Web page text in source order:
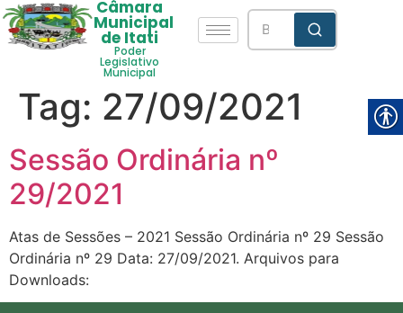
Câmara
Municipal
de Itati
Poder
Legislativo
Municipal
Tag: 27/09/2021
Sessão Ordinária nº
29/2021
Atas de Sessões – 2021 Sessão Ordinária nº 29 Sessão
Ordinária nº 29 Data: 27/09/2021. Arquivos para
Downloads: